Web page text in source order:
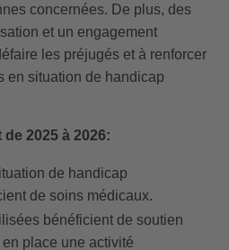
concernées. De plus, des
et un engagement
les préjugés et à renforcer
en situation de handicap
2025 à 2026:
de handicap
de soins médicaux.
bénéficient de soutien
place une activité